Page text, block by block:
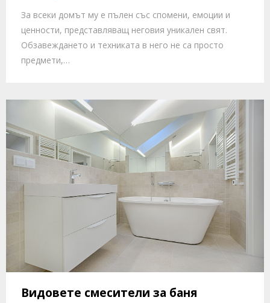
За всеки домът му е пълен със спомени, емоции и
ценности, представляващ неговия уникален свят.
Обзавеждането и техниката в него не са просто
предмети,…
Видовете смесители за баня